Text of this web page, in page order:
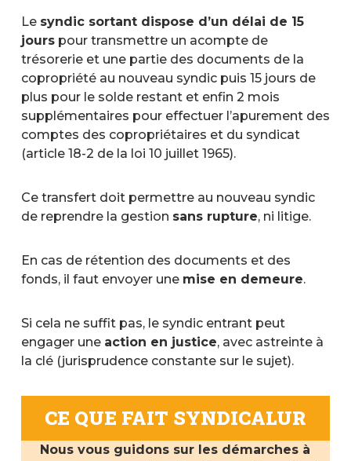
Le syndic sortant dispose d’un délai de 15
jourspour transmettre un acompte de
trésorerie et une partie des documents de la
copropriété au nouveau syndic puis 15 jours de
plus pour le solde restant et enfin 2 mois
supplémentaires pour effectuer l’apurement des
comptes des copropriétaires et du syndicat
(article 18-2 de la loi 10 juillet 1965).
Ce transfert doit permettre au nouveau syndic
de reprendre la gestion sans rupture, ni litige.
En cas de rétention des documents et des
fonds, il faut envoyer une mise en demeure.
Si cela ne suffit pas, le syndic entrant peut
engager une action en justice, avec astreinte à
la clé (jurisprudence constante sur le sujet).
CE QUE FAIT SYNDICALUR
Nous vous guidons sur les démarches à